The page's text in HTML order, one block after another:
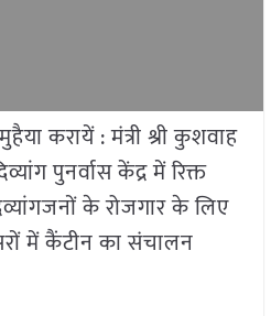
करायें : मंत्री श्री कुशवाह
पुनर्वास केंद्र में रिक्त
के रोजगार के लिए
में कैंटीन का संचालन